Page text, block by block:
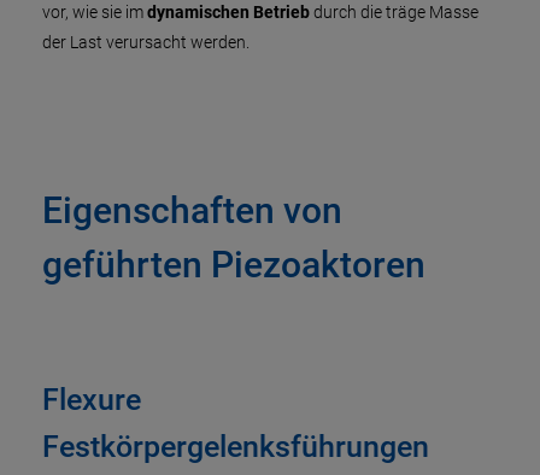
vor, wie sie imdynamischen Betriebdurch die träge Masse
der Last verursacht werden.
Eigenschaften von
geführten Piezoaktoren
Flexure
Festkörpergelenksführungen